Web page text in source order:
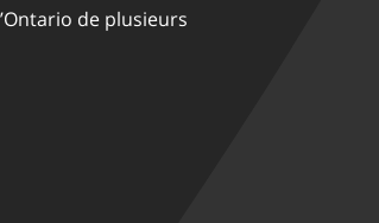
de plusieurs